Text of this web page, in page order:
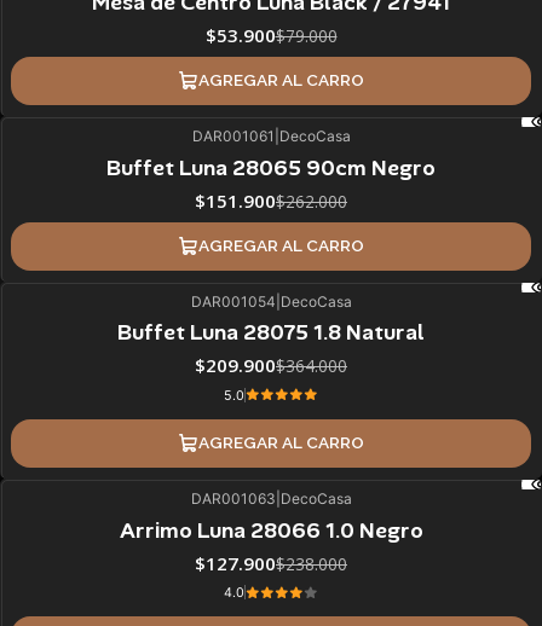
$53.900$79.000
AGREGAR AL CARRO
DAR001061 DecoCasa
Buffet Luna 28065 90cm Negro
$151.900$262.000
AGREGAR AL CARRO
DAR001054 DecoCasa
Buffet Luna 28075 1.8 Natural
$209.900$364.000
5.0
AGREGAR AL CARRO
DAR001063 DecoCasa
Arrimo Luna 28066 1.0 Negro
$127.900$238.000
4.0